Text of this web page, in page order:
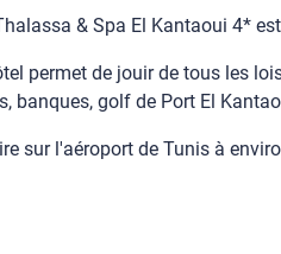
& Spa El Kantaoui 4*
permet de jouir de tous les
banques, golf de Port El
sur l'aéroport de Tunis à